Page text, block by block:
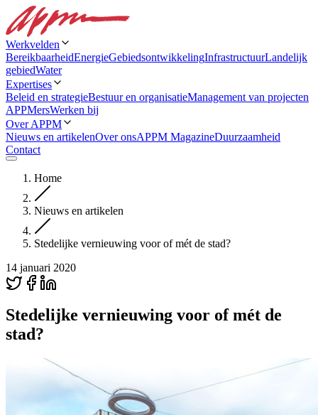
Werkvelden
BereikbaarheidEnergieGebiedsontwikkelingInfrastructuurLandelijk
gebiedWater
Expertises
Beleid en strategieBestuur en organisatieManagement van projecten
APPMersWerken bij
Over APPM
Nieuws en artikelenOver onsAPPM MagazineDuurzaamheid
Contact
Home
Nieuws en artikelen
Stedelijke vernieuwing voor of mét de stad?
14 januari 2020
Stedelijke vernieuwing voor of mét de
stad?